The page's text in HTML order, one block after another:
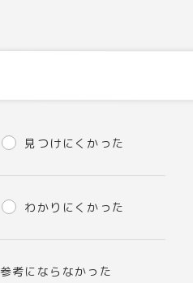
見つけにくかった
わかりにくかった
参考にならなかった